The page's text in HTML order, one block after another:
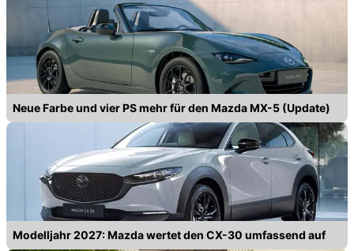
Neue Farbe und vier PS mehr für den Mazda MX-5 (Update)
Modelljahr 2027: Mazda wertet den CX-30 umfassend auf